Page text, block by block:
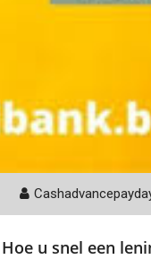
Hoe u snel een